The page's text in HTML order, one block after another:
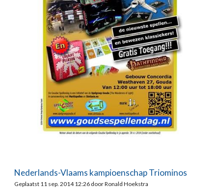
Nederlands-Vlaams kampioenschap Triominos
Geplaatst 11 sep. 2014 12:26 door Ronald Hoekstra